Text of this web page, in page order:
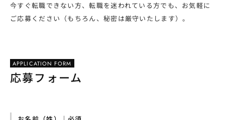
今すぐ転職できない方、転職を迷われている方でも、お気軽に
ご応募ください（もちろん、秘密は厳守いたします）。
APPLICATION FORM
応募フォーム